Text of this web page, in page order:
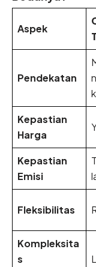
Aspek
Pendekatan
Kepastian
Harga
Kepastian
Emisi
Fleksibilitas
Kompleksita
s